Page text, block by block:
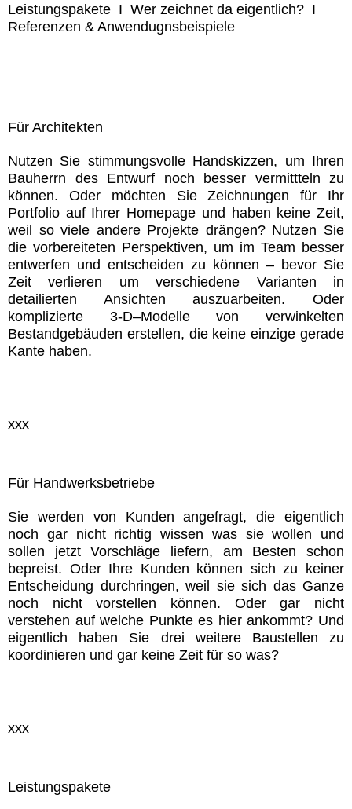
Leistungspakete I Wer zeichnet da eigentlich? I
Referenzen & Anwendugnsbeispiele
Für Architekten
Nutzen Sie stimmungsvolle Handskizzen, um Ihren
Bauherrn des Entwurf noch besser vermittteln zu
können. Oder möchten Sie Zeichnungen für Ihr
Portfolio auf Ihrer Homepage und haben keine Zeit,
weil so viele andere Projekte drängen? Nutzen Sie
die vorbereiteten Perspektiven, um im Team besser
entwerfen und entscheiden zu können – bevor Sie
Zeit verlieren um verschiedene Varianten in
detailierten Ansichten auszuarbeiten. Oder
komplizierte 3-D–Modelle von verwinkelten
Bestandgebäuden erstellen, die keine einzige gerade
Kante haben.
xxx
Für Handwerksbetriebe
Sie werden von Kunden angefragt, die eigentlich
noch gar nicht richtig wissen was sie wollen und
sollen jetzt Vorschläge liefern, am Besten schon
bepreist. Oder Ihre Kunden können sich zu keiner
Entscheidung durchringen, weil sie sich das Ganze
noch nicht vorstellen können. Oder gar nicht
verstehen auf welche Punkte es hier ankommt? Und
eigentlich haben Sie drei weitere Baustellen zu
koordinieren und gar keine Zeit für so was?
xxx
Leistungspakete